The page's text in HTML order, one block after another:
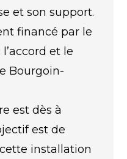
et son support.
financé par le
et le
Bourgoin-
est dès à
est de
installation